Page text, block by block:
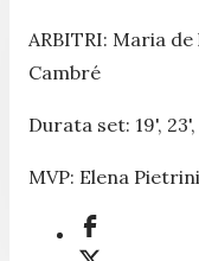
ARBITRI: Maria
Cambré
Durata set: 19', 23',
MVP: Elena